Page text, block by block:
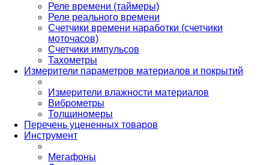
Реле времени (таймеры)
Реле реального времени
Счетчики времени наработки (счетчики
моточасов)
Счетчики импульсов
Тахометры
Измерители параметров материалов и покрытий
Измерители влажности материалов
Виброметры
Толщиномеры
Перечень уцененных товаров
Инструмент
Мегафоны